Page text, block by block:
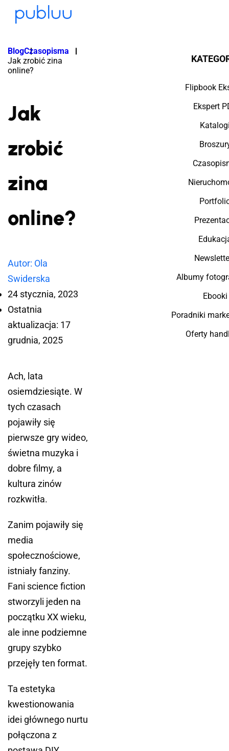
BlogCzasopisma
Jak zrobić zina
online?
Jak
zrobić
zina
online?
Autor: Ola
Swiderska
24 stycznia, 2023
Ostatnia
aktualizacja: 17
grudnia, 2025
Ach, lata
osiemdziesiąte. W
tych czasach
pojawiły się
pierwsze gry wideo,
świetna muzyka i
dobre filmy, a
kultura zinów
rozkwitła.
Zanim pojawiły się
media
społecznościowe,
istniały fanziny.
Fani science fiction
stworzyli jeden na
początku XX wieku,
ale inne podziemne
grupy szybko
przejęły ten format.
Ta estetyka
kwestionowania
idei głównego nurtu
połączona z
Flipbook
Ekspert
Albumy
Ebooki
Poradniki
Oferty